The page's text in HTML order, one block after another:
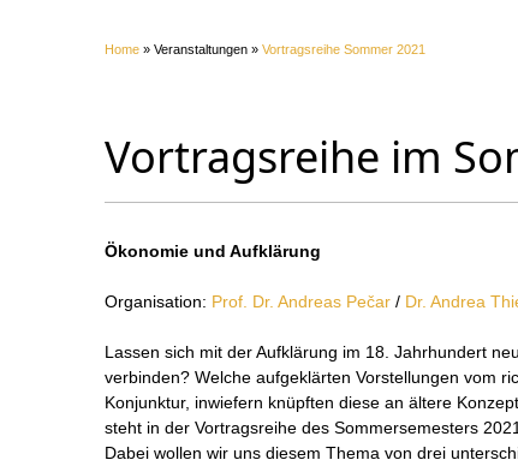
Home » Veranstaltungen » Vortragsreihe Sommer 2021
Vortragsreihe im
Ökonomie und Aufklärung
Organisation: Prof. Dr. Andreas Pečar / Dr. Andrea
Lassen sich mit der Aufklärung im 18. Jahrhundert
verbinden? Welche aufgeklärten Vorstellungen vom
Konjunktur, inwiefern knüpften diese an ältere
steht in der Vortragsreihe des Sommersemesters
Dabei wollen wir uns diesem Thema von drei